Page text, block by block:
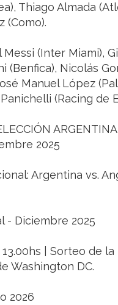
Thiago Almada
(Como).
(Inter Miami),
(Benfica), Nicolás
Manuel López
(Racing de
2025
Argentina vs.
- Diciembre 2025
| Sorteo de
Washington DC.
2026